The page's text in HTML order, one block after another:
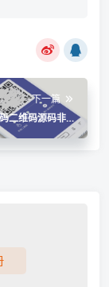
下一篇
二维码源码非接
口生成